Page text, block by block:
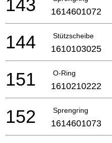
143 1614601072
Stützscheibe
144 1610103025
O-Ring
151 1610210222
Sprengring
152 1614601073